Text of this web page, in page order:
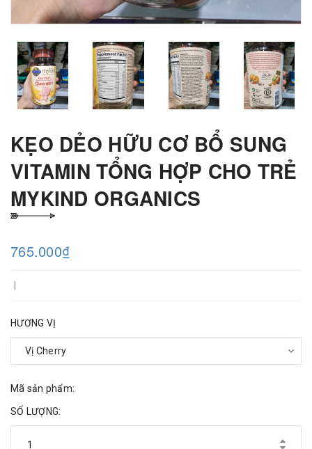
KẸO DẺO HỮU CƠ BỔ SUNG
VITAMIN TỔNG HỢP CHO TRẺ
MYKIND ORGANICS
765.000₫
HƯƠNG VỊ
Mã sản phẩm:
SỐ LƯỢNG: